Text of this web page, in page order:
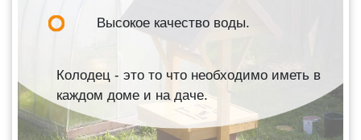
Высокое качество воды.
Колодец - это то что необходимо иметь в
каждом доме и на даче.